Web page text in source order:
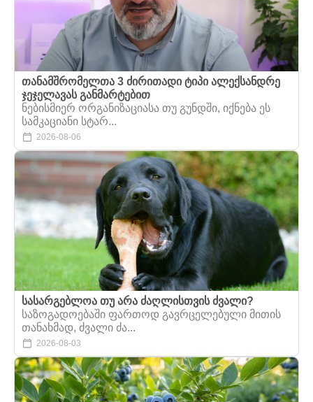
თანამშრომელთა 3 ძირითადი ტიპი ალექსანდრე
ჯეჯელავას განმარტებით
ნებისმიერ ორგანიზაციასა თუ გუნდში, იქნება ეს
სამკაციანი სტარ...
2026-08-06
სასარგებლოა თუ არა ძაღლისთვის ძვალი?
საზოგადოებაში ფართოდ გავრცელებული მითის
თანახმად, ძვალი ძა...
2026-08-03